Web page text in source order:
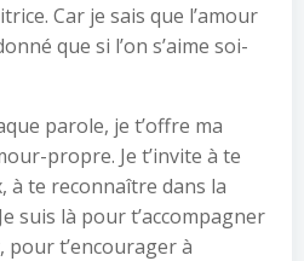
Car je sais que l’amour
que si l’on s’aime soi-
parole, je t’offre ma
propre. Je t’invite à te
à te reconnaître dans la
suis là pour t’accompagner
t’encourager à